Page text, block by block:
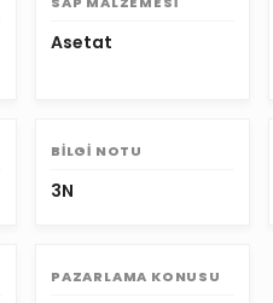
Asetat
BILGI NOTU
3N
PAZARLAMA KONUSU